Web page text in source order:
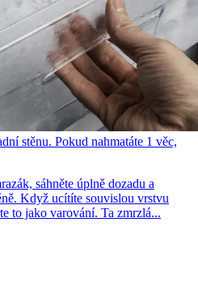
stěnu. Pokud nahmatáte 1 věc,
sáhněte úplně dozadu a
Když ucítíte souvislou vrstvu
to jako varování. Ta zmrzlá...